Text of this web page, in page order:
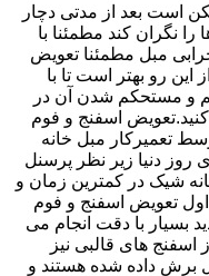
است بعد از مدتی دچار
نگران کند مطمئنا با
مبل مطمئنا تعویض
رو بهتر است تا با
و مستحکم شدن آن در
اسفنج و فوم
تعمیرکار مبل خانه
روز دنیا زیر نظر پرسنل
شیک در کمترین زمان و
تعویض اسفنج و فوم
با دقت انجام می
های قالبی نیز
برش داده شده هستند و